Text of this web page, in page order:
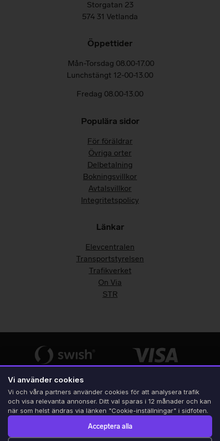
Storgatan 23
574 31 Vetlanda
Öppettider
Mån-Torsdag 08.00-17.00
Lunchstängt 12-00-13.00
Fredag 08.00-13.00
Populära sidor
För föräldrar
Övriga orter
Delbetalning
Bokningsvillkor
Avtalsvillkor
Integritetspolicy
Länkar
Elevcentralen
Transportstyrelsen
Trafikverket
On Via
STR
Vi använder cookies
Vi och våra partners använder cookies för att analysera trafik
och visa relevanta annonser. Ditt val sparas i 12 månader och kan
när som helst ändras via länken "Cookie-inställningar" i sidfoten.
Acceptera alla